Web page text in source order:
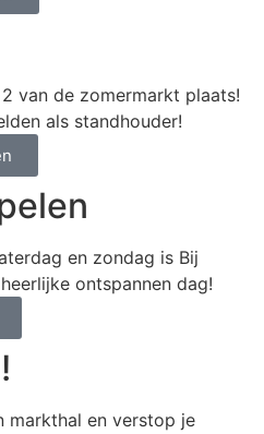
van de zomermarkt plaats!
als standhouder!
en zondag is Bij
ontspannen dag!
markthal en verstop je